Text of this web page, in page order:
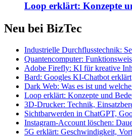
Loop erklärt: Konzepte
Neu bei BizTec
Industrielle Durchflusstechnik:
Quantencomputer:
Adobe Firefly: KI für kreative
Bard: Googles KI-Chatbot erklärt
Dark Web: Was es ist und
Loop erklärt: Konzepte und
3D-Drucker: Technik,
Sichtbarwerden in ChatGPT,
Instagram-Account löschen:
5G erklärt: Geschwindigkeit,